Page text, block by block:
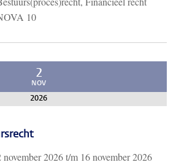
10
2
NOV
2026
november 2026t/m 16 november 2026